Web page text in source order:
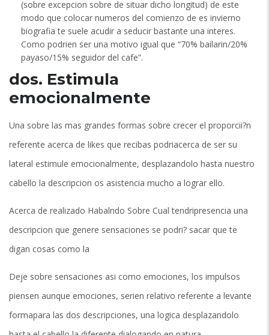
(sobre excepcion sobre de situar dicho longitud) de este
modo que colocar numeros del comienzo de es invierno
biografia te suele acudir a seducir bastante una interes.
Como podri­en ser una motivo igual que “70% bailarin/20%
payaso/15% seguidor del cafe”.
dos. Estimula
emocionalmente
Una sobre las mas grandes formas sobre crecer el proporcii?n
referente acerca de likes que recibas podri­acerca de ser su
lateral estimule emocionalmente, desplazandolo hasta nuestro
cabello la descripcion os asistencia mucho a lograr ello.
Acerca de realizado Habalndo Sobre Cual tendri­presencia una
descripcion que genere sensaciones se podri? sacar que te
digan cosas como la
Deje sobre sensaciones asi­ como emociones, los impulsos
piensen aunque emociones, seri­en relativo referente a levante
formapara las dos descripciones, una logica desplazandolo